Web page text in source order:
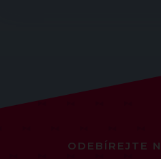
ODEBÍREJTE